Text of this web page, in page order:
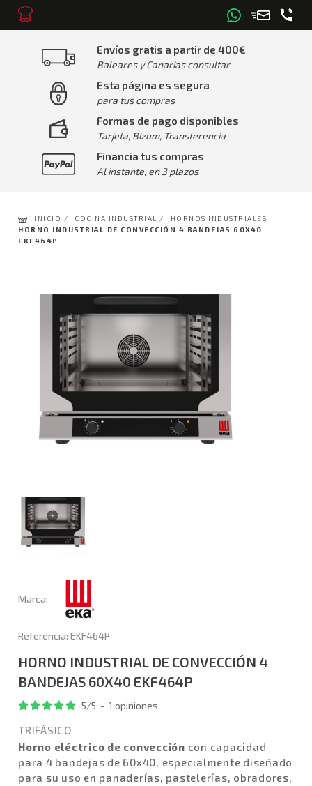
Envíos gratis a partir de 400€
Baleares y Canarias consultar
Esta página es segura
para tus compras
Formas de pago disponibles
Tarjeta, Bizum, Transferencia
Financia tus compras
Al instante, en 3 plazos
INICIO / COCINA INDUSTRIAL /
HORNOS INDUSTRIALES
HORNO INDUSTRIAL DE CONVECCIÓN 4 BANDEJAS 60X40
EKF464P
Marca:
Referencia: EKF464P
HORNO INDUSTRIAL DE CONVECCIÓN 4
BANDEJAS 60X40 EKF464P
5/5 - 1opiniones
TRIFÁSICO
Horno eléctrico de convección con capacidad
para 4 bandejas de 60x40, especialmente diseñado
para su uso en panaderías, pastelerías, obradores,